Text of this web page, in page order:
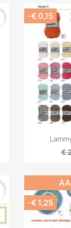

€
-€ 0,15
-€ 1,25